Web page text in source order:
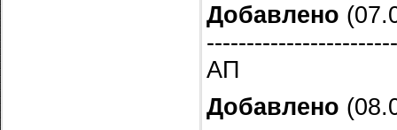
Добавлено
АП
Добавлено